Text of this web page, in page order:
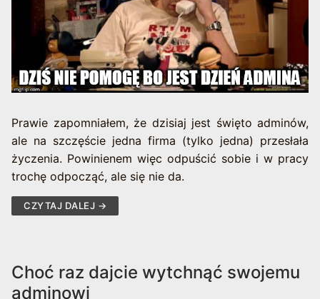
Prawie zapomniałem, że dzisiaj jest święto adminów,
ale na szczęście jedna firma (tylko jedna) przesłała
życzenia. Powinienem więc odpuścić sobie i w pracy
trochę odpocząć, ale się nie da.
CZYTAJ DALEJ →
Choć raz dajcie wytchnąć swojemu
adminowi